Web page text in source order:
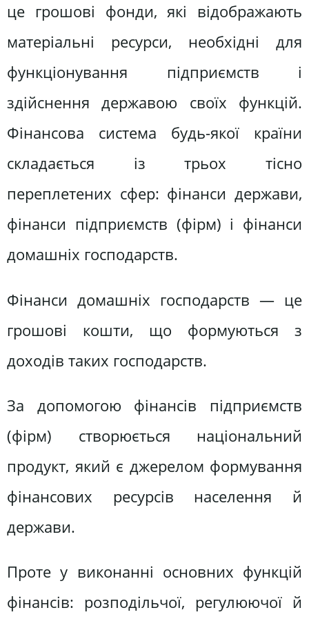
це грошові фонди, які відображають
матеріальні ресурси, необхідні для
функціонування підприємств і
здійснення державою своїх функцій.
Фінансова система будь-якої країни
складається із трьох тісно
переплетених сфер: фінанси держави,
фінанси підприємств (фірм) і фінанси
домашніх господарств.
Фінанси домашніх господарств — це
грошові кошти, що формуються з
доходів таких господарств.
За допомогою фінансів підприємств
(фірм) створюється національний
продукт, який є джерелом формування
фінансових ресурсів населення й
держави.
Проте у виконанні основних функцій
фінансів: розподільчої, регулюючої й